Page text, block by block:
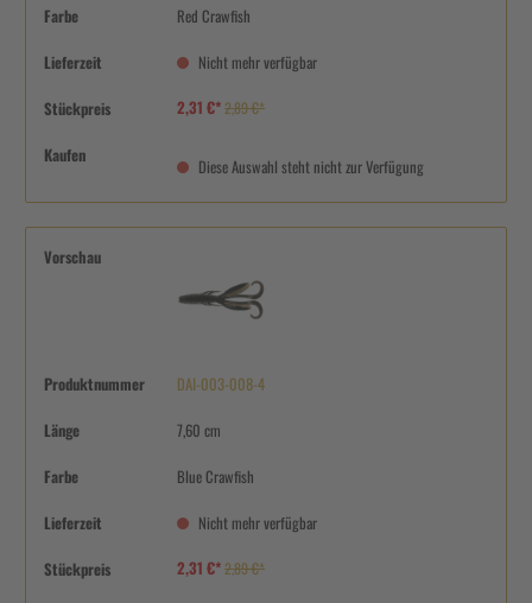
Farbe Red Crawfish
Lieferzeit Nicht mehr verfügbar
Stückpreis 2,31 €*2,89 €*
Kaufen
Diese Auswahl steht nicht zur Verfügung
Vorschau
Produktnummer DAI-003-008-4
Länge 7,60 cm
Farbe Blue Crawfish
Lieferzeit Nicht mehr verfügbar
Stückpreis 2,31 €*2,89 €*